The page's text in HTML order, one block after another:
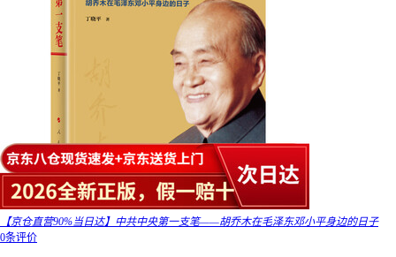
【京仓直营90%当日达】中共中央第一支笔——胡乔木在毛泽东邓小平身边的日子
0条评价